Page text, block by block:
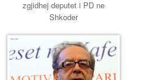
zgjidhej deputet i PD ne
Shkoder